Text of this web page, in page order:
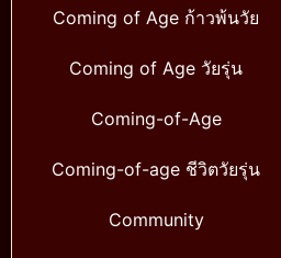
Coming of Age ก้าวพ้นวัย
Coming of Age วัยรุ่น
Coming-of-Age
Coming-of-age ชีวิตวัยรุ่น
Community